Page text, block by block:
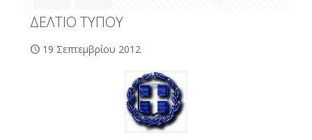
ΔΕΛΤΙΟ ΤΥΠΟΥ
19 Σεπτεμβρίου 2012